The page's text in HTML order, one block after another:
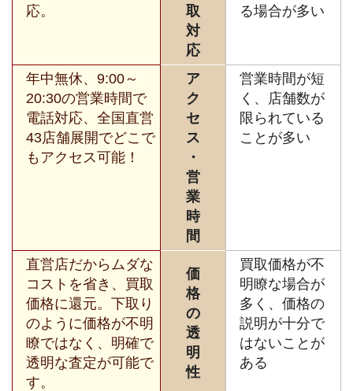
応。
取
対
応
る場合が多い
年中無休、9:00～
20:30の営業時間で
電話対応、全国直営
43店舗展開でどこで
もアクセス可能！
ア
ク
セ
ス
・
営
業
時
間
営業時間が短
く、店舗数が
限られている
ことが多い
直営店だからムダな
コストを省き、買取
価格に還元。下取り
のように価格が不明
瞭ではなく、明確で
透明な査定が可能で
す。
価
格
の
透
明
性
買取価格が不
明瞭な場合が
多く、価格の
説明が十分で
はないことが
ある